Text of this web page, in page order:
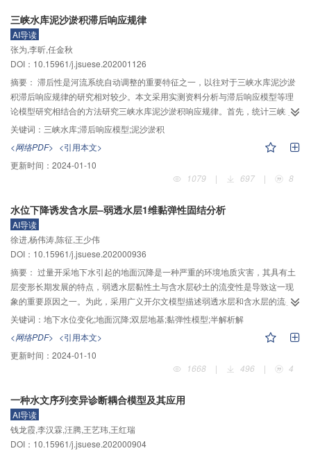
工程的长期稳定性具有重要的意义。
合剪力墙的设计轴压比不宜大于0.4。
三峡水库泥沙淤积滞后响应规律
AI导读
张为,李昕,任金秋
DOI：10.15961/j.jsuese.202001126
摘要： 滞后性是河流系统自动调整的重要特征之一，以往对于三峡水库泥沙淤
积滞后响应规律的研究相对较少。本文采用实测资料分析与滞后响应模型等理
论模型研究相结合的方法研究三峡水库泥沙淤积响应规律。首先，统计三峡水
库蓄水以来水沙条件及泥沙淤积特性变化，分析梯级水库蓄水对三峡水库水沙
条件及库区泥沙淤积的影响，在此基础之上，通过考虑入库流量、含沙量、泥
沙中数粒径以及坝前水位优化已有的库区泥沙淤积滞后响应模型。从已有的及
优化后的模型模拟结果可以看出：1）优化后的泥沙淤积滞后响应模型能够更好
地模拟梯级水库蓄水后三峡水库泥沙淤积的过程；2）梯级水库蓄水后，三峡水
时间尺度有所缩短，表现为三峡水库泥沙淤积滞后响应年限从前期4 a缩短到前
期3 a；3）梯级水库蓄水后，入库含沙量对于库区泥沙淤积过程的影响权重有
所增加，对入库流量及坝前水位对库区泥沙淤积过程的影响权重降低。三峡水
库泥沙淤积过程存在滞后性，本文采用优化后的三峡水库泥沙淤积滞后响应模
型分析得到梯级水库蓄水后，三峡水库入库来沙更加集中在汛期，三峡水库泥
沙淤积滞后响应年限缩短，入库含沙量对于库区泥沙淤积的影响占比增加。
关键词： 三峡水库;滞后响应模型;泥沙淤积
<网络PDF> <引用本文>
更新时间： 2024-01-10
1079
| 697 | 8
水位下降诱发含水层–弱透水层1维黏弹性固结分析
AI导读
徐进,杨伟涛,陈征,王少伟
DOI：10.15961/j.jsuese.202000936
摘要： 过量开采地下水引起的地面沉降是一种严重的环境地质灾害，其具有土
层变形长期发展的特点，弱透水层黏性土与含水层砂土的流变性是导致这一现
象的重要原因之一。为此，采用广义开尔文模型描述弱透水层和含水层的流变
性，结合太沙基1维固结理论和连续性条件，建立了水位变化诱发弱透水层–含
水层双层系统流变固结的控制方程和定解条件。利用Laplace变换，给出基于传
统矩阵传递法和边界转换法，分别推导了该双层系统在Laplace域内孔压和沉降
的计算公式；采用Stehfest逆变换方法进行数值模拟并编写计算程序，得到真实
物理空间解。通过与已有单层解析解、双层模型试验值和数值模拟结果的对
法，边界转换法可以将混合边界条件转换成单一边界条件，具有更高的计算精
度和计算效率。最后，基于边界转换法，利用总沉降定义的固结度，研究了土
体黏滞性系数、渗透系数以及水位下降速率等因素对土层长期变形的影响。结
果表明：渗透系数和水位下降速率的影响主要体现在前中期，渗透性越小，水
关键词： 地下水位变化;地面沉降;双层地基;黏弹性模型;半解析解
<网络PDF> <引用本文>
更新时间： 2024-01-10
1668
| 496 | 4
一种水文序列变异诊断耦合模型及其应用
AI导读
钱龙霞,李汉霖,汪腾,王艺玮,王红瑞
DOI：10.15961/j.jsuese.202000904